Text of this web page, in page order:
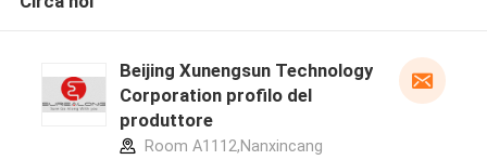
Beijing Xunengsun Technology
Corporation profilo del
produttore
Room A1112,Nanxincang